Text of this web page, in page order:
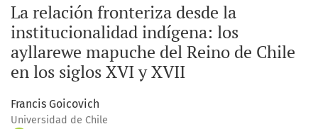
La relación fronteriza desde la
institucionalidad indígena: los
ayllarewe mapuche del Reino de Chile
en los siglos XVI y XVII
Francis Goicovich
Universidad de Chile